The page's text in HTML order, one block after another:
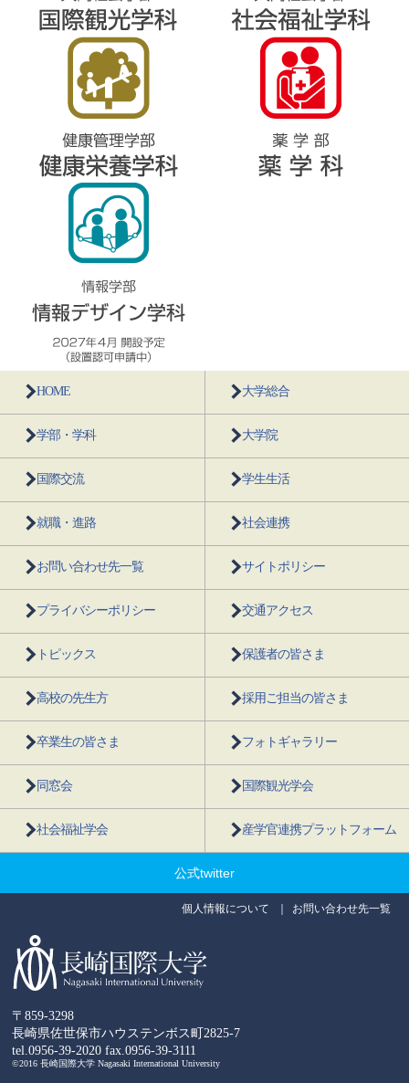
HOME 大学総合
学部・学科 大学院
国際交流 学生生活
就職・進路 社会連携
お問い合わせ先一覧 サイトポリシー
プライバシーポリシー 交通アクセス
トピックス 保護者の皆さま
高校の先生方 採用ご担当の皆さま
卒業生の皆さま フォトギャラリー
同窓会 国際観光学会
社会福祉学会 産学官連携プラットフォーム
公式twitter
〒859-3298
長崎県佐世保市ハウステンボス町2825-7
tel.0956-39-2020 fax.0956-39-3111
©2016 長崎国際大学 Nagasaki International University
個人情報について お問い合わせ先一覧